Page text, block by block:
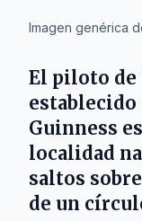
Imagen genérica
El piloto
establecido
Guinness
localidad
saltos
de un